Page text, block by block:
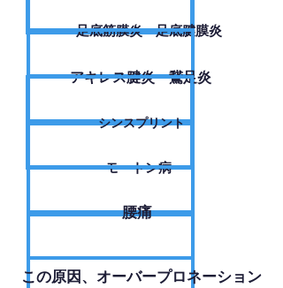
足底筋膜炎・足底腱膜炎
アキレス腱炎・鵞足炎
シンスプリント
モートン病
腰痛
​この原因、オーバープロネーション